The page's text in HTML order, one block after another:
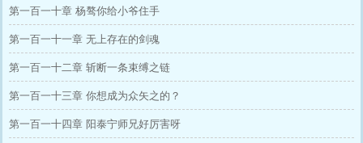
第一百一十章 杨骜你给小爷住手
第一百一十一章 无上存在的剑魂
第一百一十二章 斩断一条束缚之链
第一百一十三章 你想成为众矢之的？
第一百一十四章 阳泰宁师兄好厉害呀